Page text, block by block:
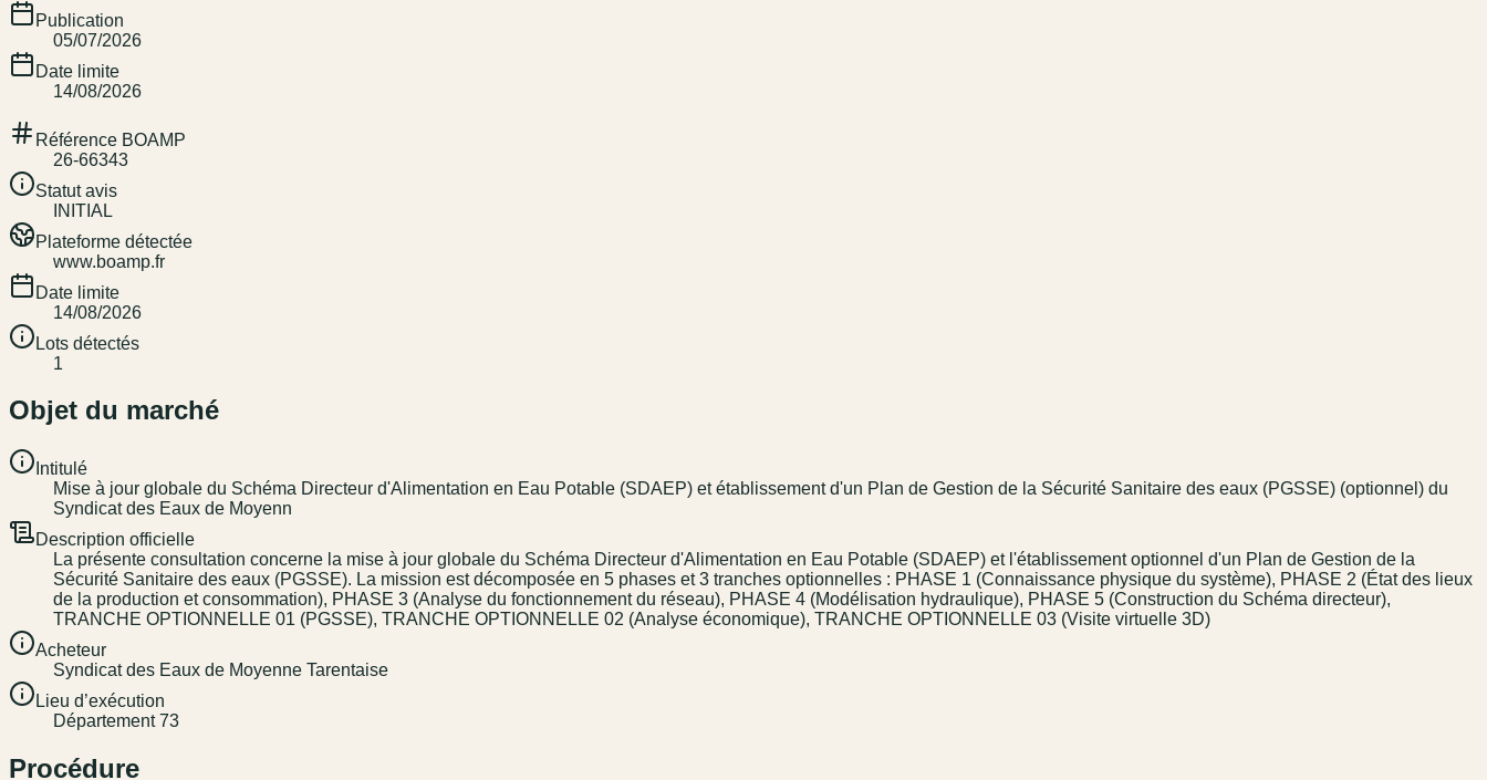
Publication
05/07/2026
Date limite
14/08/2026
Référence BOAMP
26-66343
Statut avis
INITIAL
Plateforme détectée
www.boamp.fr
Date limite
14/08/2026
Lots détectés
1
Objet du marché
Intitulé
Mise à jour globale du Schéma Directeur d'Alimentation en Eau Potable (SDAEP) et établissement d'un Plan de Gestion de la Sécurité Sanitaire des eaux (PGSSE) (optionnel) du
Syndicat des Eaux de Moyenn
Description officielle
La présente consultation concerne la mise à jour globale du Schéma Directeur d'Alimentation en Eau Potable (SDAEP) et l'établissement optionnel d'un Plan de Gestion de la
Sécurité Sanitaire des eaux (PGSSE). La mission est décomposée en 5 phases et 3 tranches optionnelles : PHASE 1 (Connaissance physique du système), PHASE 2 (État des lieux
de la production et consommation), PHASE 3 (Analyse du fonctionnement du réseau), PHASE 4 (Modélisation hydraulique), PHASE 5 (Construction du Schéma directeur),
TRANCHE OPTIONNELLE 01 (PGSSE), TRANCHE OPTIONNELLE 02 (Analyse économique), TRANCHE OPTIONNELLE 03 (Visite virtuelle 3D)
Acheteur
Syndicat des Eaux de Moyenne Tarentaise
Lieu d’exécution
Département 73
Procédure